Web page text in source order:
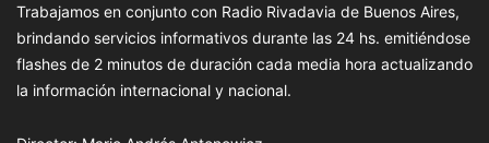
Trabajamos en conjunto con Radio Rivadavia de Buenos Aires,
brindando servicios informativos durante las 24 hs. emitiéndose
flashes de 2 minutos de duración cada media hora actualizando
la información internacional y nacional.